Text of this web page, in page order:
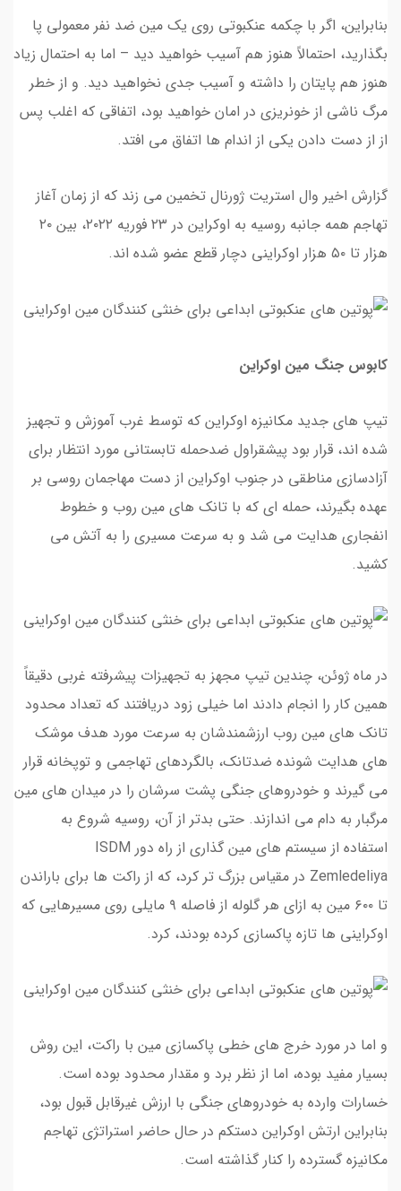
بنابراین، اگر با چکمه عنکبوتی روی یک مین ضد نفر معمولی پا
بگذارید، احتمالاً هنوز هم آسیب خواهید دید – اما به احتمال زیاد
هنوز هم پایتان را داشته و آسیب جدی نخواهید دید. و از خطر
مرگ ناشی از خونریزی در امان خواهید بود، اتفاقی که اغلب پس
از از دست دادن یکی از اندام ها اتفاق می افتد.
گزارش اخیر وال استریت ژورنال تخمین می زند که از زمان آغاز
تهاجم همه جانبه روسیه به اوکراین در ۲۳ فوریه ۲۰۲۲، بین ۲۰
هزار تا ۵۰ هزار اوکراینی دچار قطع عضو شده اند.
کابوس جنگ مین اوکراین
تیپ های جدید مکانیزه اوکراین که توسط غرب آموزش و تجهیز
شده اند، قرار بود پیشقراول ضدحمله تابستانی مورد انتظار برای
آزادسازی مناطقی در جنوب اوکراین از دست مهاجمان روسی بر
عهده بگیرند، حمله ای که با تانک های مین روب و خطوط
انفجاری هدایت می شد و به سرعت مسیری را به آتش می
کشید.
در ماه ژوئن، چندین تیپ مجهز به تجهیزات پیشرفته غربی دقیقاً
همین کار را انجام دادند اما خیلی زود دریافتند که تعداد محدود
تانک های مین روب ارزشمندشان به سرعت مورد هدف موشک
های هدایت شونده ضدتانک، بالگردهای تهاجمی و توپخانه قرار
می گیرند و خودروهای جنگی پشت سرشان را در میدان های مین
مرگبار به دام می اندازند. حتی بدتر از آن، روسیه شروع به
استفاده از سیستم های مین گذاری از راه دور ISDM
Zemledeliya در مقیاس بزرگ تر کرد، که از راکت ها برای باراندن
تا ۶۰۰ مین به ازای هر گلوله از فاصله ۹ مایلی روی مسیرهایی که
اوکراینی ها تازه پاکسازی کرده بودند، کرد.
و اما در مورد خرج های خطی پاکسازی مین با راکت، این روش
بسیار مفید بوده، اما از نظر برد و مقدار محدود بوده است.
خسارات وارده به خودروهای جنگی با ارزش غیرقابل قبول بود،
بنابراین ارتش اوکراین دستکم در حال حاضر استراتژی تهاجم
مکانیزه گسترده را کنار گذاشته است.